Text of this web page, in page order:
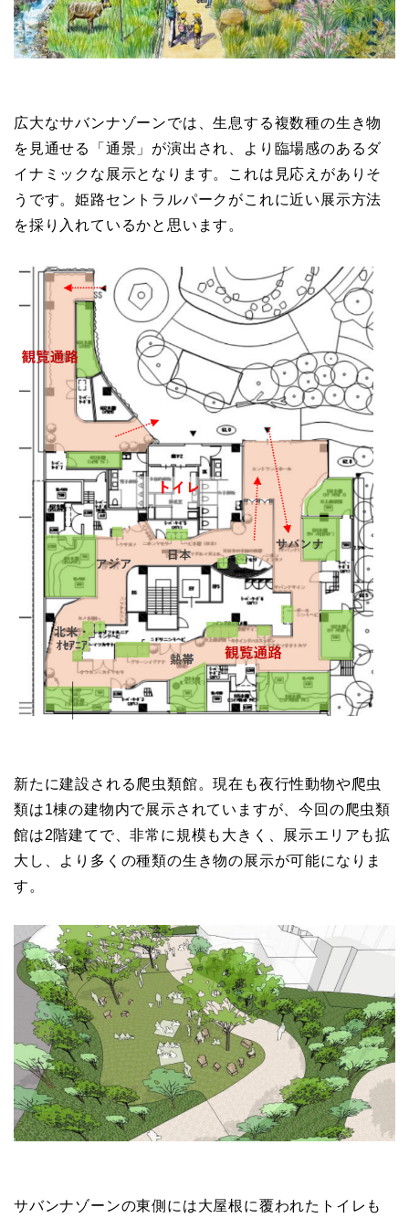
広大なサバンナゾーンでは、生息する複数種の生き物
を見通せる「通景」が演出され、より臨場感のあるダ
イナミックな展示となります。これは見応えがありそ
うです。姫路セントラルパークがこれに近い展示方法
を採り入れているかと思います。
新たに建設される爬虫類館。現在も夜行性動物や爬虫
類は1棟の建物内で展示されていますが、今回の爬虫類
館は2階建てで、非常に規模も大きく、展示エリアも拡
大し、より多くの種類の生き物の展示が可能になりま
す。
サバンナゾーンの東側には大屋根に覆われたトイレも